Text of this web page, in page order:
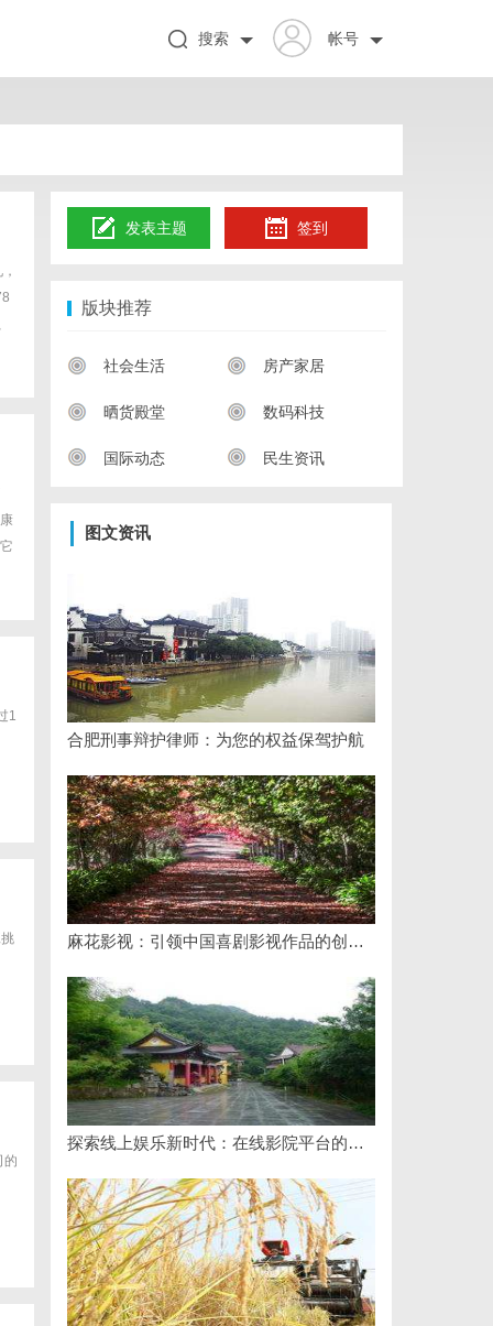
帐号
搜索
1
的
发表主题 签到
版块推荐
社会生活 房产家居
晒货殿堂 数码科技
国际动态 民生资讯
图文资讯
合肥刑事辩护律师：为您的权益保驾护航
麻花影视：引领中国喜剧影视作品的创新与发展之路
探索线上娱乐新时代：在线影院平台的魅力与未来发展趋势